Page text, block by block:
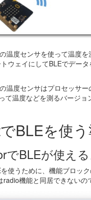
温度センサを使って温度
ウェイにしてBLEでデータ
温度センサはプロセッサ
て温度などを測るバージョ
BLEを使
でBLEが使え
使うために、機能ブロッ
radio機能と同居できないの